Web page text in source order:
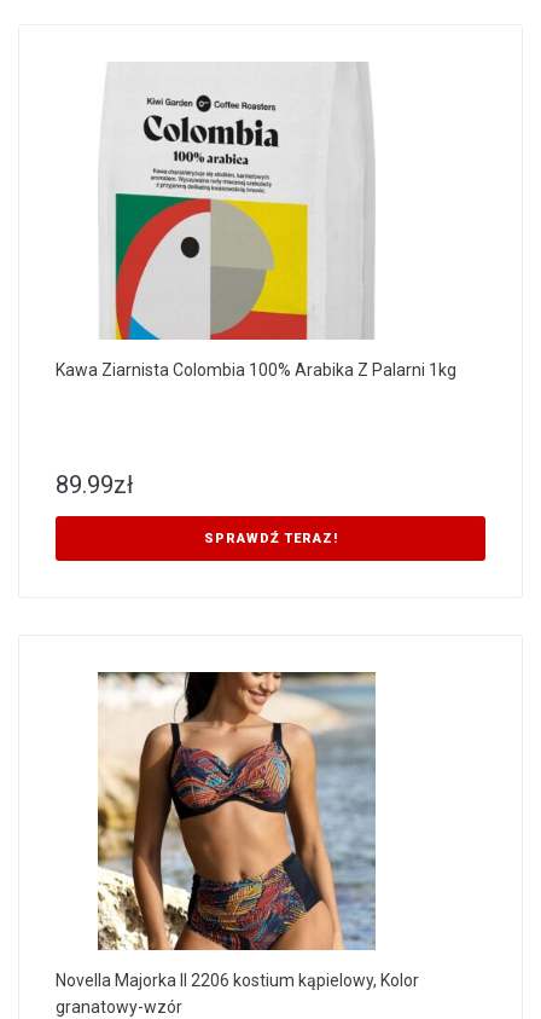
Kawa Ziarnista Colombia 100% Arabika Z Palarni 1kg
89.99zł
SPRAWDŹ TERAZ!
Novella Majorka II 2206 kostium kąpielowy, Kolor
granatowy-wzór